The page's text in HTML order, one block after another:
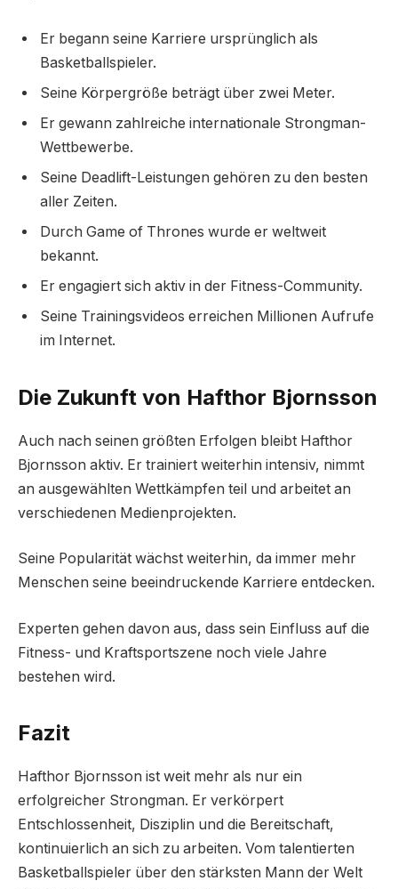
Er begann seine Karriere ursprünglich als
Basketballspieler.
Seine Körpergröße beträgt über zwei Meter.
Er gewann zahlreiche internationale Strongman-
Wettbewerbe.
Seine Deadlift-Leistungen gehören zu den besten
aller Zeiten.
Durch Game of Thrones wurde er weltweit
bekannt.
Er engagiert sich aktiv in der Fitness-Community.
Seine Trainingsvideos erreichen Millionen Aufrufe
im Internet.
Die Zukunft von Hafthor Bjornsson
Auch nach seinen größten Erfolgen bleibt Hafthor
Bjornsson aktiv. Er trainiert weiterhin intensiv, nimmt
an ausgewählten Wettkämpfen teil und arbeitet an
verschiedenen Medienprojekten.
Seine Popularität wächst weiterhin, da immer mehr
Menschen seine beeindruckende Karriere entdecken.
Experten gehen davon aus, dass sein Einfluss auf die
Fitness- und Kraftsportszene noch viele Jahre
bestehen wird.
Fazit
Hafthor Bjornsson ist weit mehr als nur ein
erfolgreicher Strongman. Er verkörpert
Entschlossenheit, Disziplin und die Bereitschaft,
kontinuierlich an sich zu arbeiten. Vom talentierten
Basketballspieler über den stärksten Mann der Welt